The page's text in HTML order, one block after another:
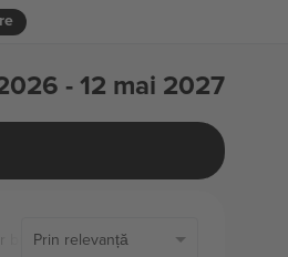
- 12 mai 2027
biletele disponibile
Prin relevanță